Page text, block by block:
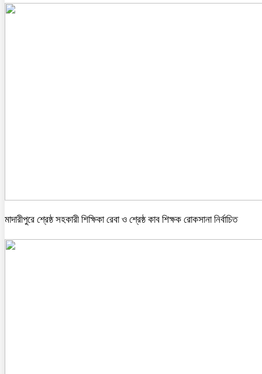
মাদারীপুরে শ্রেষ্ঠ সহকারী শিক্ষিকা রেবা ও শ্রেষ্ঠ কাব শিক্ষক রোকসানা নির্বাচিত